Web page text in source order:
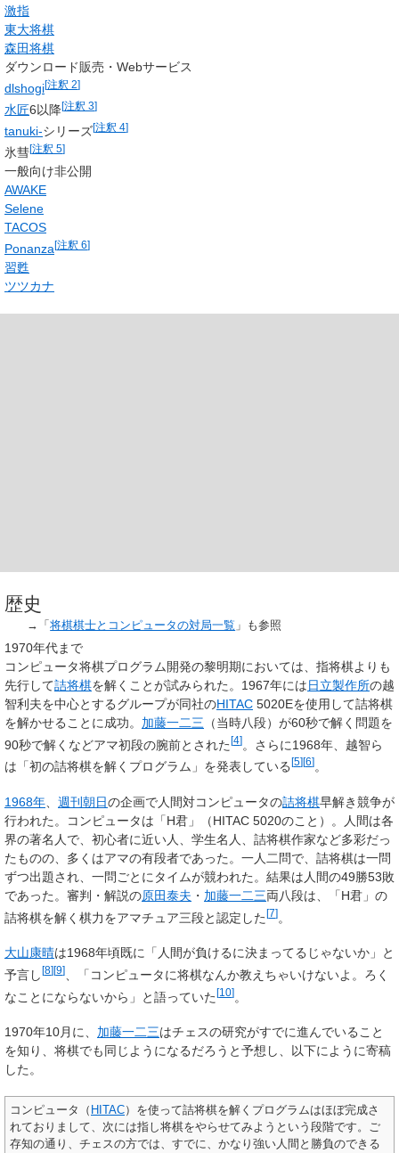
激指
東大将棋
森田将棋
ダウンロード販売・Webサービス
dlshogi[注釈 2]
水匠6以降[注釈 3]
tanuki-シリーズ[注釈 4]
氷彗[注釈 5]
一般向け非公開
AWAKE
Selene
TACOS
Ponanza[注釈 6]
習甦
ツツカナ
歴史
→「将棋棋士とコンピュータの対局一覧 」も参照
1970年代まで
コンピュータ将棋プログラム開発の黎明期においては、指将棋よりも
先行して詰将棋を解くことが試みられた。1967年には日立製作所の越
智利夫を中心とするグループが同社のHITAC 5020Eを使用して詰将棋
を解かせることに成功。 加藤一二三 （当時八段）が60秒で解く問題を
90秒で解くなどアマ初段の腕前とされた[4]。さらに1968年、越智ら
は「初の詰将棋を解くプログラム」を発表している [5][6] 。
1968年 週刊朝日の企画で人間対コンピュータの詰将棋早解き競争が
行われた。コンピュータは「H君」（HITAC 5020のこと）。人間は各
界の著名人で、初心者に近い人、学生名人、詰将棋作家など多彩だっ
たものの、多くはアマの有段者であった。一人二問で、詰将棋は一問
ずつ出題され、一問ごとにタイムが競われた。結果は人間の49勝53敗
であった。審判・解説の原田泰夫 ・ 加藤一二三両八段は、「H君」の
詰将棋を解く棋力をアマチュア三段と認定した[7]。
大山康晴は1968年頃既に「人間が負けるに決まってるじゃないか」と
予言し[8][9]
、「コンピュータに将棋なんか教えちゃいけないよ。ろく
なことにならないから」と語っていた[10]。
1970年10月に、 加藤一二三はチェスの研究がすでに進んでいること
を知り、将棋でも同じようになるだろうと予想し、以下にように寄稿
した。
コンピュータ（ HITAC）を使って詰将棋を解くプログラムはほぼ完成さ
れておりまして、次には指し将棋をやらせてみようという段階です。ご
存知の通り、チェスの方では、すでに、かなり強い人間と勝負のできる